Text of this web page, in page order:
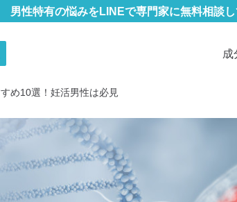
男性特有の悩みをLINEで専門家に無料相談
成
め10選！妊活男性は必見